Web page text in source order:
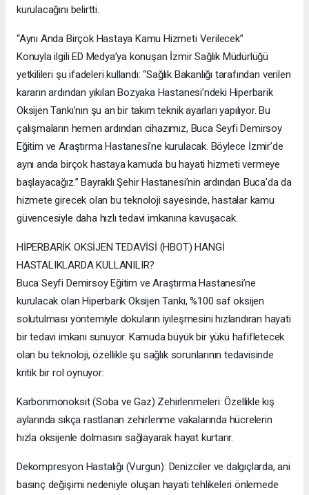
kurulacağını belirtti.
“Aynı Anda Birçok Hastaya Kamu Hizmeti Verilecek”
Konuyla ilgili ED Medya’ya konuşan İzmir Sağlık Müdürlüğü
yetkilileri şu ifadeleri kullandı: “Sağlık Bakanlığı tarafından verilen
kararın ardından yıkılan Bozyaka Hastanesi’ndeki Hiperbarik
Oksijen Tankı’nın şu an bir takım teknik ayarları yapılıyor. Bu
çalışmaların hemen ardından cihazımız, Buca Seyfi Demirsoy
Eğitim ve Araştırma Hastanesi’ne kurulacak. Böylece İzmir’de
aynı anda birçok hastaya kamuda bu hayati hizmeti vermeye
başlayacağız.” Bayraklı Şehir Hastanesi’nin ardından Buca’da da
hizmete girecek olan bu teknoloji sayesinde, hastalar kamu
güvencesiyle daha hızlı tedavi imkanına kavuşacak.
HİPERBARİK OKSİJEN TEDAVİSİ (HBOT) HANGİ
HASTALIKLARDA KULLANILIR?
Buca Seyfi Demirsoy Eğitim ve Araştırma Hastanesi’ne
kurulacak olan Hiperbarik Oksijen Tankı, %100 saf oksijen
solutulması yöntemiyle dokuların iyileşmesini hızlandıran hayati
bir tedavi imkanı sunuyor. Kamuda büyük bir yükü hafifletecek
olan bu teknoloji, özellikle şu sağlık sorunlarının tedavisinde
kritik bir rol oynuyor:
Karbonmonoksit (Soba ve Gaz) Zehirlenmeleri: Özellikle kış
aylarında sıkça rastlanan zehirlenme vakalarında hücrelerin
hızla oksijenle dolmasını sağlayarak hayat kurtarır.
Dekompresyon Hastalığı (Vurgun): Denizciler ve dalgıçlarda, ani
basınç değişimi nedeniyle oluşan hayati tehlikeleri önlemede